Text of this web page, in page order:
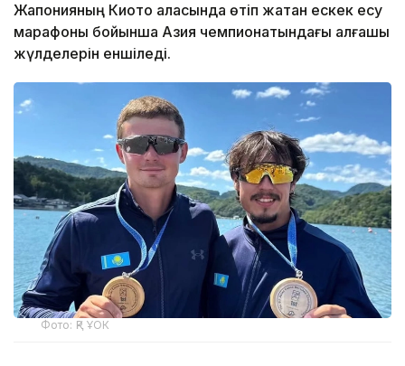
Жапонияның Киото қаласында өтіп жатқан ескек есу
марафоны бойынша Азия чемпионатындағы алғашқы
жүлделерін еншіледі.
Фото: ҚР ҰОК